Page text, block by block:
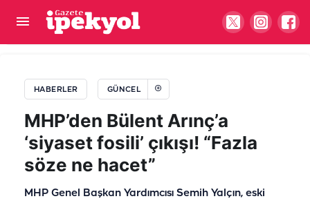
HABERLER GÜNCEL
MHP’den Bülent Arınç’a
‘siyaset fosili’ çıkışı! “Fazla
söze ne hacet”
MHP Genel Başkan Yardımcısı Semih Yalçın, eski
Şanlıurfa'da esnaftan örnek duyarlılık: Can